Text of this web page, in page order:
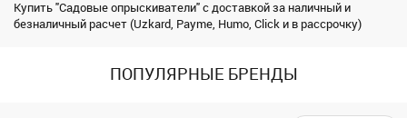
Купить "Садовые опрыскиватели" с доставкой за наличный и
безналичный расчет (Uzkard, Payme, Humo, Click и в рассрочку)
ПОПУЛЯРНЫЕ БРЕНДЫ